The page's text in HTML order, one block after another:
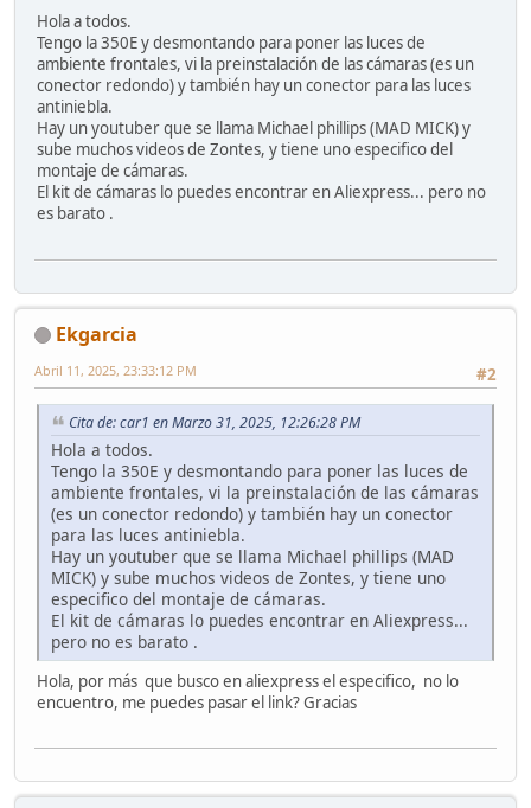
Hola a todos.
Tengo la 350E y desmontando para poner las luces de
ambiente frontales, vi la preinstalación de las cámaras (es un
conector redondo) y también hay un conector para las luces
antiniebla.
Hay un youtuber que se llama Michael phillips (MAD MICK) y
sube muchos videos de Zontes, y tiene uno especifico del
montaje de cámaras.
El kit de cámaras lo puedes encontrar en Aliexpress... pero no
es barato .
Ekgarcia
#2
Abril 11, 2025, 23:33:12 PM
Cita de: car1 en Marzo 31, 2025, 12:26:28 PM
Hola a todos.
Tengo la 350E y desmontando para poner las luces de
ambiente frontales, vi la preinstalación de las cámaras
(es un conector redondo) y también hay un conector
para las luces antiniebla.
Hay un youtuber que se llama Michael phillips (MAD
MICK) y sube muchos videos de Zontes, y tiene uno
especifico del montaje de cámaras.
El kit de cámaras lo puedes encontrar en Aliexpress...
pero no es barato .
Hola, por más que busco en aliexpress el especifico, no lo
encuentro, me puedes pasar el link? Gracias